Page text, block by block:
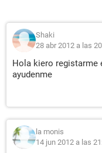
Shaki
28 abr 2012 a las
Hola kiero registarme
ayudenme
la monis
14 jun 2012 a las